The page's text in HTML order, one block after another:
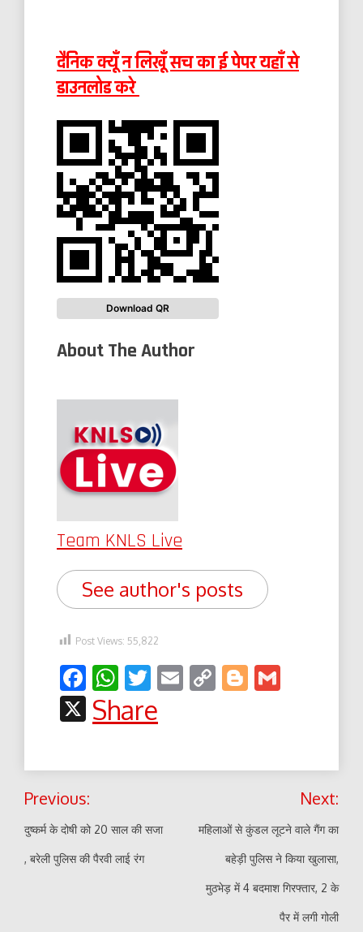
दैनिक क्यूँ न लिखूँ सच का ई पेपर यहाँ से
डाउनलोड करे
Download QR
About The Author
Team KNLS Live
See author's posts
Post Views: 55,822
Facebook
WhatsApp
Twitter
EmailCopyBlogger
X
Share
Post
navigation
Previous:
दुष्कर्म के दोषी को 20 साल की सजा
, बरेली पुलिस की पैरवी लाई रंग
Next:
महिलाओं से कुंडल लूटने वाले गैंग का
बहेड़ी पुलिस ने किया खुलासा,
मुठभेड़ में 4 बदमाश गिरफ्तार, 2 के
पैर में लगी गोली